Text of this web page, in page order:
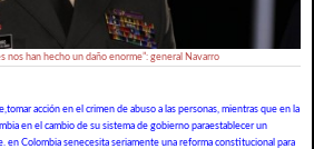
nos han hecho un daño enorme”: general Navarro
acción en el crimen de abuso a las personas, mientras que en la
en el cambio de su sistema de gobierno paraestablecer un
en Colombia senecesita seriamente una reforma constitucional para